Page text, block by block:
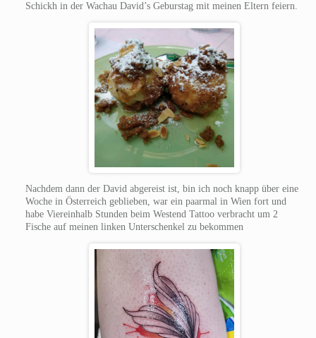
Schickh in der Wachau David’s Geburstag mit meinen Eltern feiern.
Nachdem dann der David abgereist ist, bin ich noch knapp über eine
Woche in Österreich geblieben, war ein paarmal in Wien fort und
habe Viereinhalb Stunden beim Westend Tattoo verbracht um 2
Fische auf meinen linken Unterschenkel zu bekommen